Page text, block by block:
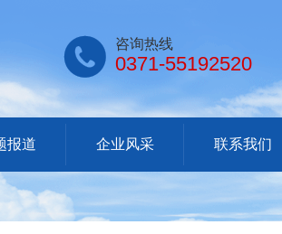
 咨询热线
0371-55192520
报道 企业风采 联系我们